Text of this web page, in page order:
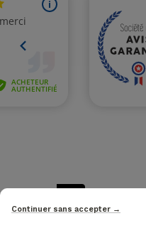
Continuer sans accepter →